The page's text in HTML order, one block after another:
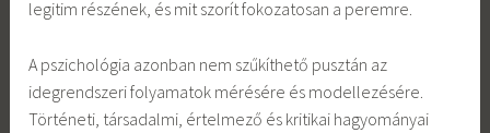
legitim részének, és mit szorít fokozatosan a peremre.
A pszichológia azonban nem szűkíthető pusztán az
idegrendszeri folyamatok mérésére és modellezésére.
Történeti, társadalmi, értelmező és kritikai hagyományai